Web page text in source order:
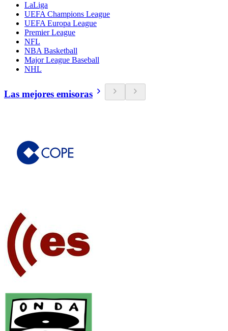
LaLiga
UEFA Champions League
UEFA Europa League
Premier League
NFL
NBA Basketball
Major League Baseball
NHL
Las mejores emisoras